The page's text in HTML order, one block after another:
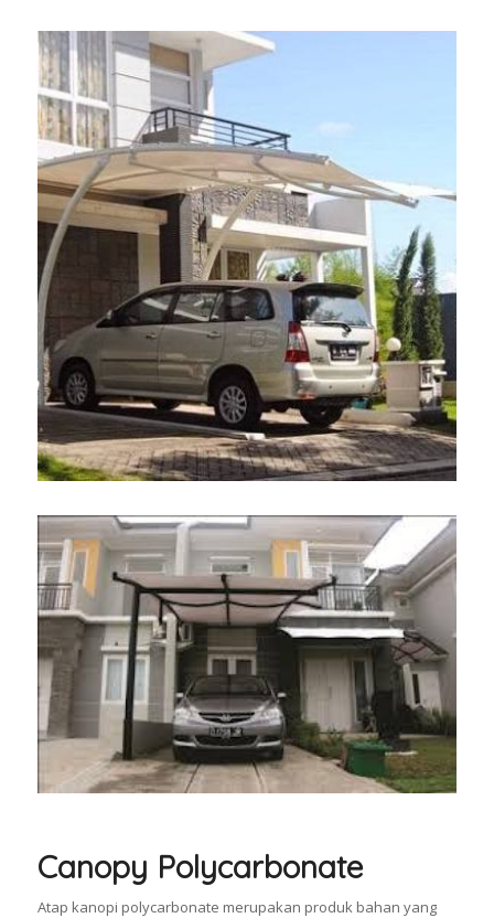
Canopy Polycarbonate
Atap kanopi polycarbonate merupakan produk bahan yang